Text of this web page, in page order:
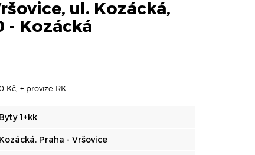
ul. Kozácká,
- Kozácká
Kč, + provize RK
Byty 1+kk
Kozácká, Praha - Vršovice